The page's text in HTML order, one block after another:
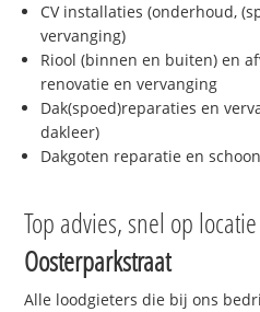
CV installaties (onderhoud,
vervanging)
Riool (binnen en buiten) en
renovatie en vervanging
Dak(spoed)reparaties en
dakleer)
Dakgoten reparatie en
Top advies, snel op
Oosterparkstraat
Alle loodgieters die bij ons